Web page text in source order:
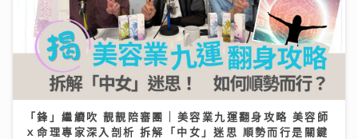
「鋒」繼續吹 靚靚陪審團 | 美容業九運翻身攻略 美容師
ｘ命理專家深入剖析 拆解「中女」迷思 順勢而行是關鍵